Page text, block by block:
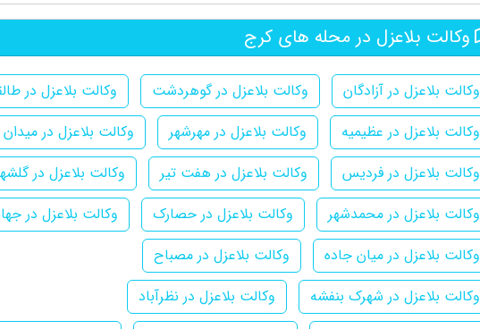
وکالت بلاعزل در محله های کرج
وکالت بلاعزل در آزادگان وکالت بلاعزل در گوهردشت
وکالت بلاعزل در
وکالت بلاعزل در عظیمیه
وکالت بلاعزل در مهرشهر
وکالت بلاعزل در
وکالت بلاعزل در فردیس
وکالت بلاعزل در هفت تیر
وکالت بلاعزل در
وکالت بلاعزل در محمدشهر
وکالت بلاعزل در حصارک
وکالت بلاعزل در
وکالت بلاعزل در میان جاده
وکالت بلاعزل در مصباح
وکالت بلاعزل در شهرک بنفشه
وکالت بلاعزل در نظرآباد